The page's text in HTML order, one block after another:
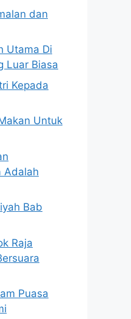
dan
Utama Di
Luar Biasa
Kepada
Untuk
Adalah
Bab
Raja
Puasa